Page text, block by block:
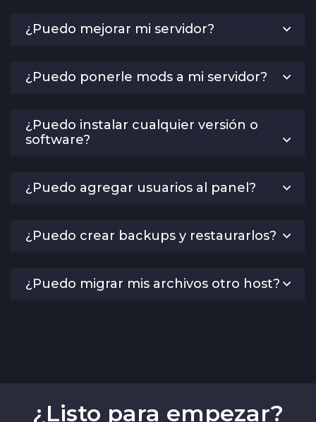
¿Puedo mejorar mi servidor?
¿Puedo ponerle mods a mi servidor?
¿Puedo instalar cualquier versión o
software?
¿Puedo agregar usuarios al panel?
¿Puedo crear backups y restaurarlos?
¿Puedo migrar mis archivos otro host?
¿Listo para empezar?